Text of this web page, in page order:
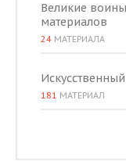
Великие
материалов
24 МАТЕРИАЛА
181 МАТЕРИАЛ